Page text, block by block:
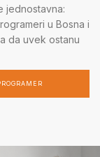
jednostavna:
u Bosna i
da uvek ostanu